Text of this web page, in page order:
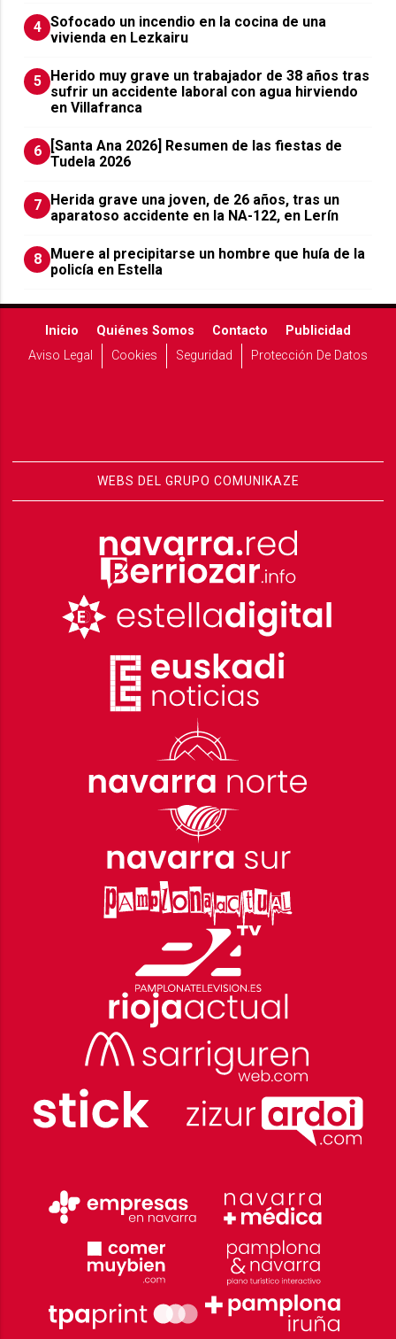
4 Sofocado un incendio en la cocina de una
vivienda en Lezkairu
5 Herido muy grave un trabajador de 38 años tras
sufrir un accidente laboral con agua hirviendo
en Villafranca
6
[Santa Ana 2026] Resumen de las fiestas de
Tudela 2026
7 Herida grave una joven, de 26 años, tras un
aparatoso accidente en la NA-122, en Lerín
8 Muere al precipitarse un hombre que huía de la
policía en Estella
Inicio Quiénes Somos Contacto
Publicidad
Aviso Legal
Cookies Seguridad Protección De Datos
WEBS DEL GRUPO COMUNIKAZE